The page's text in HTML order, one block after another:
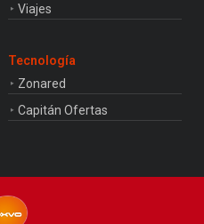
Viajes
Tecnología
Zonared
Capitán Ofertas